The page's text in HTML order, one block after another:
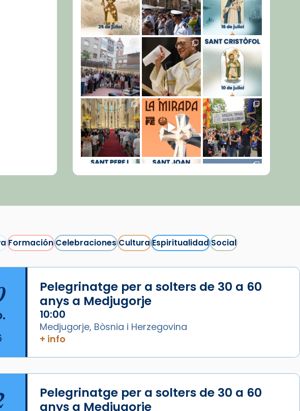
Cargar más...
FormaciónCelebracionesCulturaEspiritualidadSocial
Pelegrinatge per a solters de 30 a 60
anys a Medjugorje
10:00
Medjugorje, Bòsnia i Herzegovina
+ info
Pelegrinatge per a solters de 30 a 60
anys a Medjugorje